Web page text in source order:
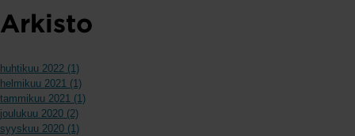
Arkisto
huhtikuu 2022 (1)
helmikuu 2021 (1)
tammikuu 2021 (1)
joulukuu 2020 (2)
syyskuu 2020 (1)